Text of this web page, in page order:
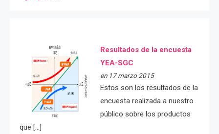
Resultados de la encuesta
YEA-SGC
en 17 marzo 2015
Estos son los resultados de la
encuesta realizada a nuestro
público sobre los productos
que […]